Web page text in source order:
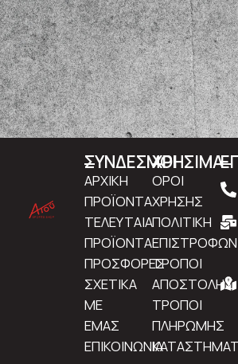
ΣΥΝΔΕΣΜΟΙ
ΑΡΧΙΚΗ
ΠΡΟΪΟΝΤΑ
ΤΕΛΕΥΤΑΙΑ
ΠΡΟΪΟΝΤΑ
ΠΡΟΣΦΟΡΕΣ
ΣΧΕΤΙΚΑ
ΜΕ
ΕΜΑΣ
ΕΠΙΚΟΙΝΩΝΙΑ
ΧΡΗΣΙΜΑ
ΟΡΟΙ
ΧΡΗΣΗΣ
ΠΟΛΙΤΙΚΗ
ΕΠΙΣΤΡΟΦΩΝ
ΤΡΟΠΟΙ
ΑΠΟΣΤΟΛΗΣ
ΤΡΟΠΟΙ
ΠΛΗΡΩΜΗΣ